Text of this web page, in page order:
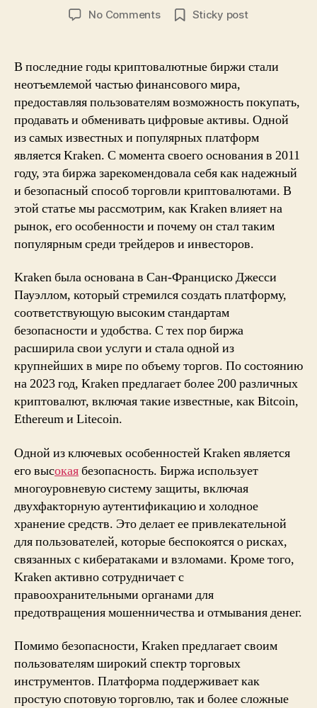
author
date
No Commentson
kra31.at
&
kra31.cc
меняют
мир!
Sticky post
В последние годы криптовалютные биржи стали
неотъемлемой частью финансового мира,
предоставляя пользователям возможность покупать,
продавать и обменивать цифровые активы. Одной
из самых известных и популярных платформ
является Kraken. С момента своего основания в 2011
году, эта биржа зарекомендовала себя как надежный
и безопасный способ торговли криптовалютами. В
этой статье мы рассмотрим, как Kraken влияет на
рынок, его особенности и почему он стал таким
популярным среди трейдеров и инвесторов.
Kraken была основана в Сан-Франциско Джесси
Пауэллом, который стремился создать платформу,
соответствующую высоким стандартам
безопасности и удобства. С тех пор биржа
расширила свои услуги и стала одной из
крупнейших в мире по объему торгов. По состоянию
на 2023 год, Kraken предлагает более 200 различных
криптовалют, включая такие известные, как Bitcoin,
Ethereum и Litecoin.
Одной из ключевых особенностей Kraken является
его высокаябезопасность. Биржа использует
многоуровневую систему защиты, включая
двухфакторную аутентификацию и холодное
хранение средств. Это делает ее привлекательной
для пользователей, которые беспокоятся о рисках,
связанных с кибератаками и взломами. Кроме того,
Kraken активно сотрудничает с
правоохранительными органами для
предотвращения мошенничества и отмывания денег.
Помимо безопасности, Kraken предлагает своим
пользователям широкий спектр торговых
инструментов. Платформа поддерживает как
простую спотовую торговлю, так и более сложные